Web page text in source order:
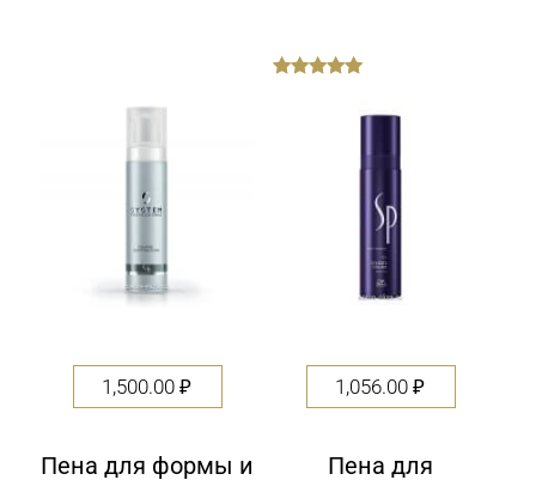
1,500.00 ₽
Пена для формы и
1,056.00 ₽
Пена для